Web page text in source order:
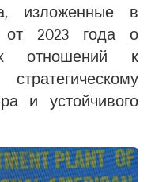
изложенные в
от 2023 года о
отношений к
и устойчивого